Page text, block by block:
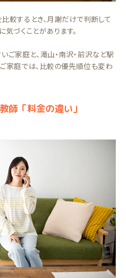
較するとき、月謝だけで判断して
づくことがあります。
家庭と、滝山・南沢・前沢など駅
家庭では、比較の優先順位も変わ
師「料金の違い」